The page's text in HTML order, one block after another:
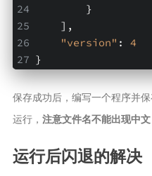
        }
    ],
"version" : 4
}
保存成功后，编写一个程序并
运行， 注意文件名不能出现中文
运行后闪退的解决